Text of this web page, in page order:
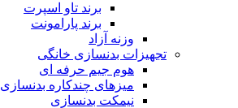
برند تاو اسپرت
برند پارامونت
وزنه آزاد
تجهیزات بدنسازی خانگی
هوم جیم حرفه ای
میزهای چندکاره بدنسازی
نیمکت بدنسازی